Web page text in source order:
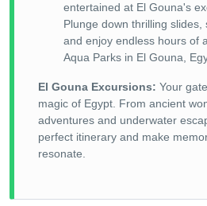
entertained at El Gouna's
Plunge down thrilling slides,
and enjoy endless hours of
Aqua Parks in El Gouna,
El Gouna Excursions: Your
magic of Egypt. From ancient
adventures and underwater
perfect itinerary and make
resonate.